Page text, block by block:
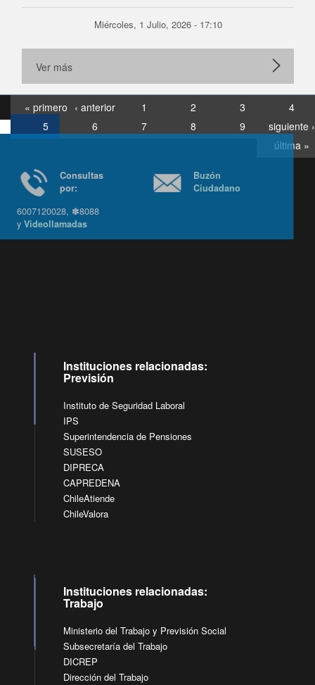
Miércoles, 1 Julio, 2026 - 17:10
Ver más
« primero ‹ anterior 1 2 3
4
5
6 7 8 9
siguiente ›
última »
Consultas
6007120028, ✽8088
yVideollamadas
Buzón
Ciudadano
Instituciones relacionadas:
Previsión
Instituto de Seguridad Laboral
IPS
Superintendencia de Pensiones
SUSESO
DIPRECA
CAPREDENA
ChileAtiende
ChileValora
Instituciones relacionadas:
Trabajo
Ministerio del Trabajo y Previsión Social
Subsecretaría del Trabajo
DICREP
Dirección del Trabajo